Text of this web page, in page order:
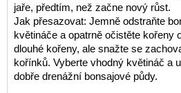
jaře, předtím, než začne nový růst.
Jak přesazovat: Jemně odstraňte
květináče a opatrně očistěte kořeny
dlouhé kořeny, ale snažte se
kořínků. Vyberte vhodný květináč a
dobře drenážní bonsajové půdy.